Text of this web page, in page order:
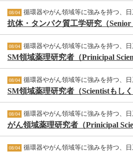
08/04 循環器やがん領域等に強みを持つ、日
抗体・タンパク質工学研究（Senior
08/04 循環器やがん領域等に強みを持つ、日
SM領域薬理研究者（Prinicipal
08/04 循環器やがん領域等に強みを持つ、日
SM領域薬理研究者（Scientistもしく
08/04 循環器やがん領域等に強みを持つ、日
がん領域薬理研究者（Prinicipal
08/04 循環器やがん領域等に強みを持つ、日